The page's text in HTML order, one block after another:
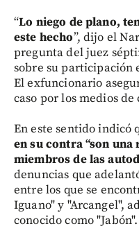
“Lo niego de plano,
este hecho”, dijo el
pregunta del juez
sobre su participación
El exfuncionario
caso por los medios
En este sentido indicó
en su contra “son
miembros de las
denuncias que
entre los que se
Iguano" y "Arcangel",
conocido como "Jabón".